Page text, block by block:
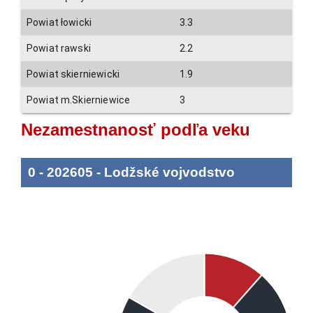
Powiat łowicki 3.3
Powiat rawski 2.2
Powiat skierniewicki 1.9
Powiat m.Skierniewice 3
Nezamestnanosť podľa veku
0 - 202605 - Lodžské vojvodstvo